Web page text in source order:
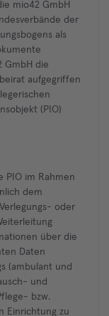
mio42 GmbH
der
als
GmbH die
aufgegriffen
(PIO)
PIO im Rahmen
dem
oder
über die
Daten
(ambulant und
und
bzw.
Einrichtung zu